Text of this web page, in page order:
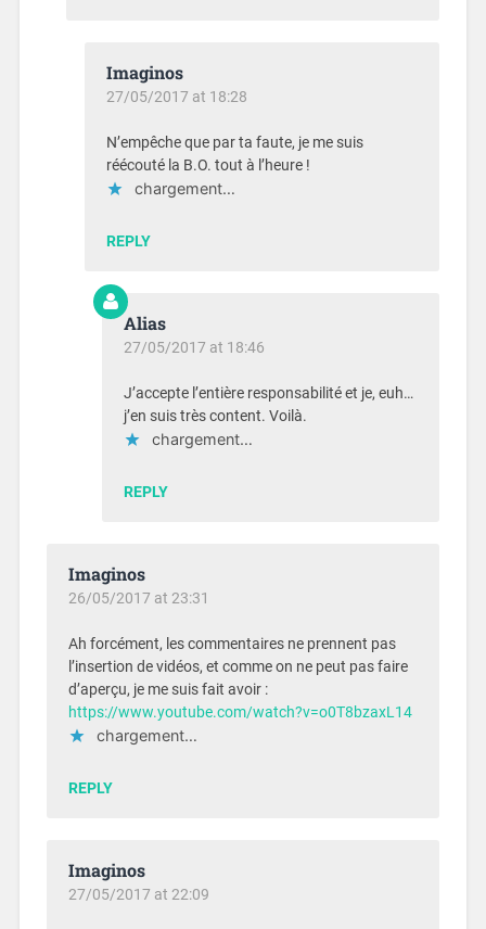
Imaginos
27/05/2017 at 18:28
N’empêche que par ta faute, je me suis
réécouté la B.O. tout à l’heure !
chargement…
REPLY
Alias
27/05/2017 at 18:46
J’accepte l’entière responsabilité et je, euh…
j’en suis très content. Voilà.
chargement…
REPLY
Imaginos
26/05/2017 at 23:31
Ah forcément, les commentaires ne prennent pas
l’insertion de vidéos, et comme on ne peut pas faire
d’aperçu, je me suis fait avoir :
https://www.youtube.com/watch?v=o0T8bzaxL14
chargement…
REPLY
Imaginos
27/05/2017 at 22:09